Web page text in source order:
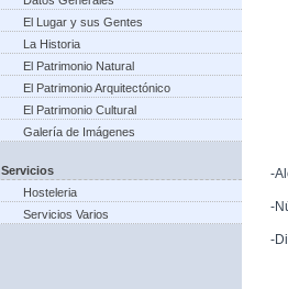
El Lugar y sus Gentes
La Historia
El Patrimonio Natural
El Patrimonio Arquitectónico
El Patrimonio Cultural
Galería de Imágenes
Servicios
Hosteleria
Servicios Varios
-
-
-